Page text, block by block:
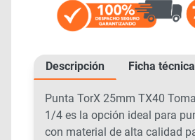
Descripción Ficha técnica
Punta TorX 25mm TX40
1/4 es la opción ideal para
con material de alta calidad